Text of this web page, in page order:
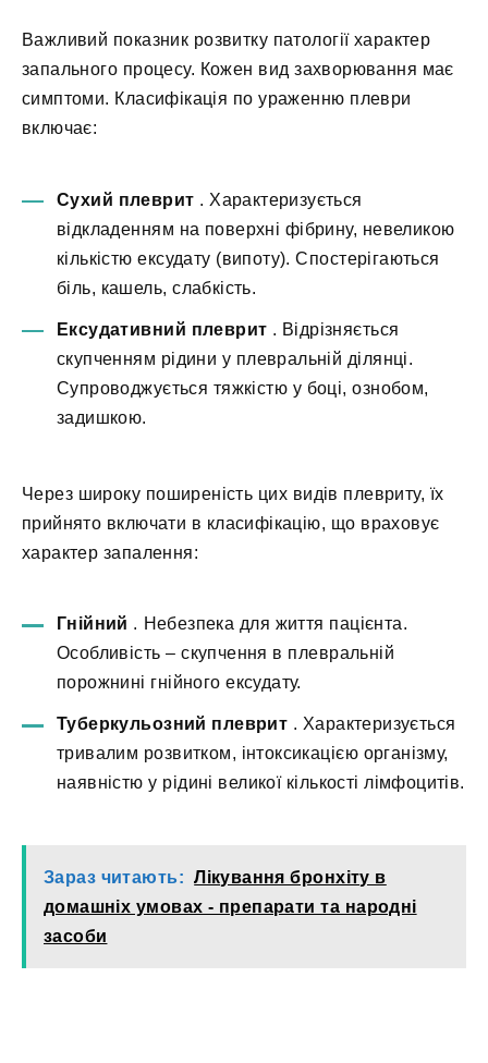
Важливий показник розвитку патології характер
запального процесу. Кожен вид захворювання має
симптоми. Класифікація по ураженню плеври
включає:
Сухий плеврит . Характеризується
відкладенням на поверхні фібрину, невеликою
кількістю ексудату (випоту). Спостерігаються
біль, кашель, слабкість.
Ексудативний плеврит . Відрізняється
скупченням рідини у плевральній ділянці.
Супроводжується тяжкістю у боці, ознобом,
задишкою.
Через широку поширеність цих видів плевриту, їх
прийнято включати в класифікацію, що враховує
характер запалення:
Гнійний . Небезпека для життя пацієнта.
Особливість – скупчення в плевральній
порожнині гнійного ексудату.
Туберкульозний плеврит . Характеризується
тривалим розвитком, інтоксикацією організму,
наявністю у рідині великої кількості лімфоцитів.
Зараз читають: Лікування бронхіту в
домашніх умовах - препарати та народні
засоби